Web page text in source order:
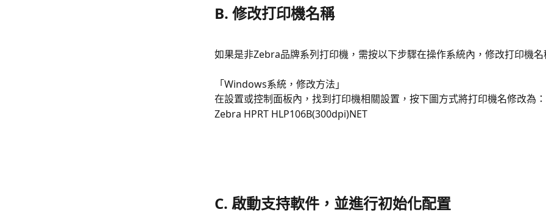
B. 修改打印機名稱
如果是非Zebra品牌系列打印機，需按以下步驟在操作系統內，修改打印機
「Windows系統，修改方法」
在設置或控制面板內，找到打印機相關設置，按下圖方式將打印機名修改為：
Zebra HPRT HLP106B(300dpi)NET
C. 啟動支持軟件，並進行初始化配置